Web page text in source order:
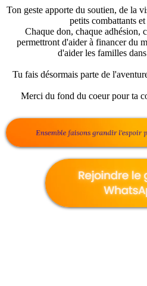
Ton geste apporte du soutien, de la
petits combattants
Chaque don, chaque adhésion,
permettront d'aider à financer du
d'aider les familles
Tu fais désormais parte de
Merci du fond du coeur pour ta